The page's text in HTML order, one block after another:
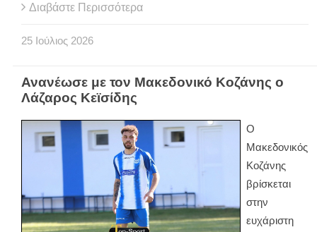
Διαβάστε Περισσότερα
25 Ιούλιος 2026
Ανανέωσε με τον Μακεδονικό Κοζάνης ο
Λάζαρος Κεϊσίδης
Ο
Μακεδονικός
Κοζάνης
βρίσκεται
στην
ευχάριστη